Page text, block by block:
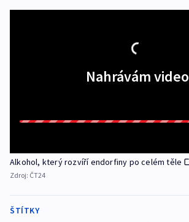
Nahrávám video
Alkohol, který rozvíří endorfiny po celém těle
Zdroj: ČT24
ŠTÍTKY